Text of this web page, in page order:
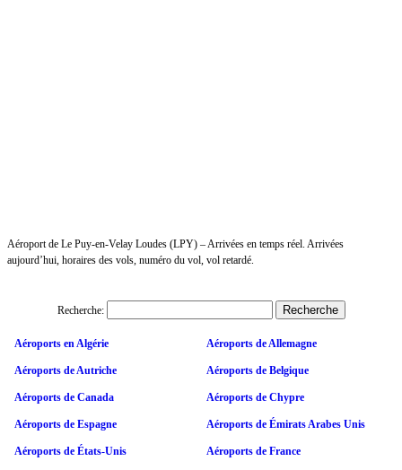
Aéroport de Le Puy-en-Velay Loudes (LPY) – Arrivées en temps réel. Arrivées
aujourd’hui, horaires des vols, numéro du vol, vol retardé.
Recherche:
Aéroports en Algérie Aéroports de Allemagne
Aéroports de Autriche Aéroports de Belgique
Aéroports de Canada Aéroports de Chypre
Aéroports de Espagne Aéroports de Émirats Arabes Unis
Aéroports de États-Unis Aéroports de France